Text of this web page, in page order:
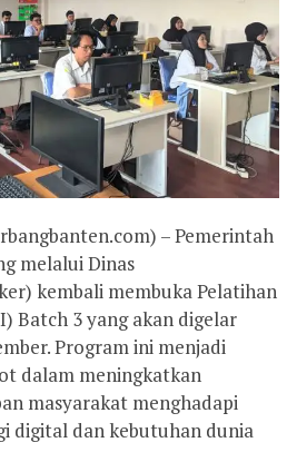
– Pemerintah
melalui Dinas
kembali membuka Pelatihan
Batch 3 yang akan digelar
Program ini menjadi
dalam meningkatkan
masyarakat menghadapi
digital dan kebutuhan dunia